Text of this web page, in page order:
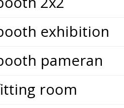
exhibition
pameran
room